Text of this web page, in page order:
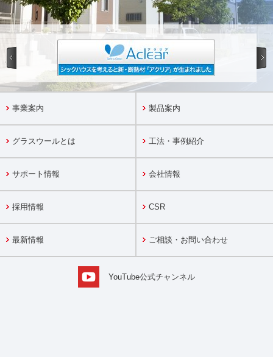
事業案内 製品案内
グラスウールとは 工法・事例紹介
サポート情報 会社情報
採用情報 CSR
最新情報 ご相談・お問い合わせ
YouTube公式チャンネル